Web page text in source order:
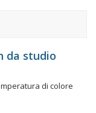
da studio
di colore